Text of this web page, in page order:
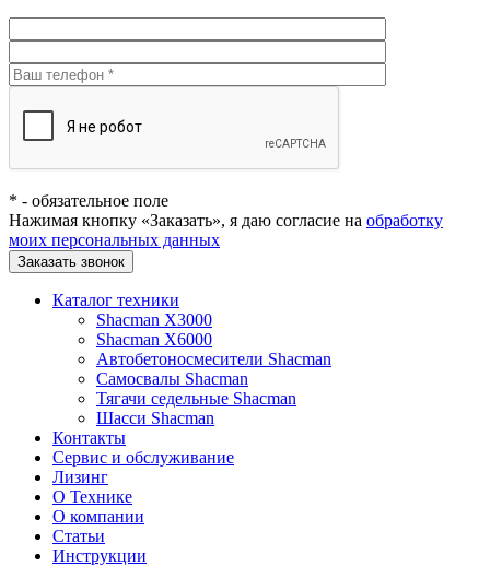
* - обязательное поле
Нажимая кнопку «Заказать», я даю согласие на обработку
моих персональных данных
Заказать звонок
Каталог техники
Shacman X3000
Shacman X6000
Автобетоносмесители Shacman
Самосвалы Shacman
Тягачи седельные Shacman
Шасси Shacman
Контакты
Сервис и обслуживание
Лизинг
О Технике
О компании
Статьи
Инструкции